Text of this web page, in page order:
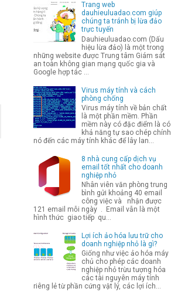
Trang web
dauhieuluadao.com giúp
chúng ta tránh bị lừa đảo
trực tuyến
Dauhieuluadao.com (Dấu
hiệu lừa đảo) là một trong
những website được Trung tâm Giám sát
an toàn không gian mạng quốc gia và
Google hợp tác ...
Virus máy tính và cách
phòng chống
Virus máy tính về bản chất
là một phần mềm. Phần
mềm này có đặc điểm là có
khả năng tự sao chép chính
nó đến các máy tính khác để lây lan...
8 nhà cung cấp dịch vụ
email tốt nhất cho doanh
nghiệp nhỏ
Nhân viên văn phòng trung
bình gửi khoảng 40 email
công việc và nhận được
121 email mỗi ngày . Email vẫn là một
hình thức giao tiếp qu...
Lợi ích ảo hóa lưu trữ cho
doanh nghiệp nhỏ là gì?
Giống như việc ảo hóa máy
chủ cho phép các doanh
nghiệp nhỏ trừu tượng hóa
các tài nguyên máy tính
riêng lẻ từ phần cứng vật lý, các lợi ích...